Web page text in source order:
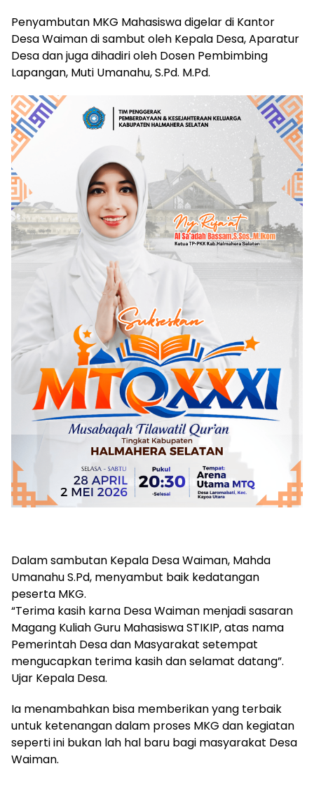
Penyambutan MKG Mahasiswa digelar di Kantor
Desa Waiman di sambut oleh Kepala Desa, Aparatur
Desa dan juga dihadiri oleh Dosen Pembimbing
Lapangan, Muti Umanahu, S.Pd. M.Pd.
Dalam sambutan Kepala Desa Waiman, Mahda
Umanahu S.Pd, menyambut baik kedatangan
peserta MKG.
“Terima kasih karna Desa Waiman menjadi sasaran
Magang Kuliah Guru Mahasiswa STIKIP, atas nama
Pemerintah Desa dan Masyarakat setempat
mengucapkan terima kasih dan selamat datang”.
Ujar Kepala Desa.
Ia menambahkan bisa memberikan yang terbaik
untuk ketenangan dalam proses MKG dan kegiatan
seperti ini bukan lah hal baru bagi masyarakat Desa
Waiman.